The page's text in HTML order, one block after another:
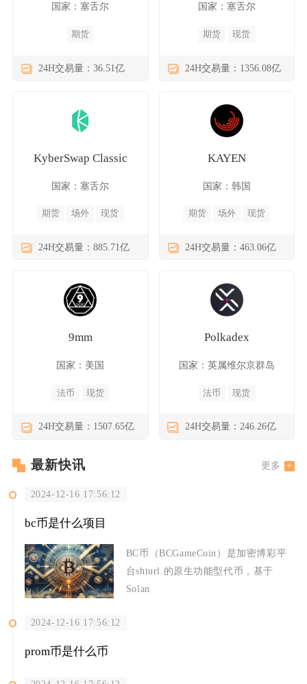
国家：塞舌尔
期货
24H交易量：36.51亿
国家：塞舌尔
期货 现货
24H交易量：1356.08亿
KyberSwap Classic
国家：塞舌尔
期货 场外 现货
24H交易量：885.71亿
KAYEN
国家：韩国
期货 场外 现货
24H交易量：463.06亿
9mm
国家：美国
法币 现货
24H交易量：1507.65亿
Polkadex
国家：英属维尔京群岛
法币 现货
24H交易量：246.26亿
最新快讯 更多
2024-12-16 17:56:12
bc币是什么项目
BC币（BCGameCoin）是加密博彩平
台shturl.的原生功能型代币，基于
Solan
2024-12-16 17:56:12
prom币是什么币